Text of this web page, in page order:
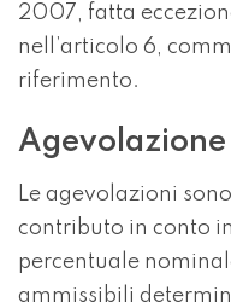
2007, fatta
nell’articolo 6,
riferimento.
Agevolazione
Le agevolazioni
contributo in conto
percentuale
ammissibili